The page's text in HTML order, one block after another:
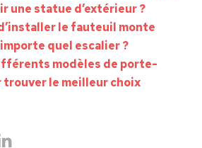
une statue d’extérieur ?
le fauteuil monte
quel escalier ?
modèles de porte-
le meilleur choix